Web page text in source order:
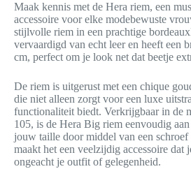
Maak kennis met de Hera riem, een
accessoire voor elke modebewuste
stijlvolle riem in een prachtige
vervaardigd van echt leer en heeft een
cm, perfect om je look net dat beetje
De riem is uitgerust met een chique
die niet alleen zorgt voor een luxe
functionaliteit biedt. Verkrijgbaar in de
105, is de Hera Big riem eenvoudig aan
jouw taille door middel van een
maakt het een veelzijdig accessoire dat
ongeacht je outfit of gelegenheid.